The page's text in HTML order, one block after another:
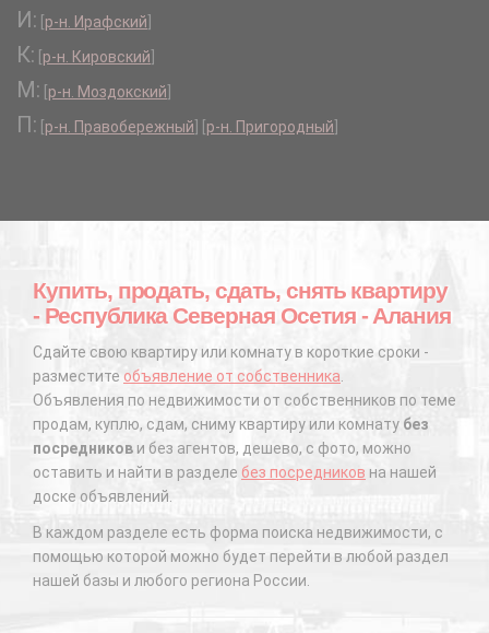
И: р-н. Ирафский
К: р-н. Кировский
М: р-н. Моздокский
П: р-н. Правобережный р-н. Пригородный
Купить, продать, сдать, снять квартиру
- Республика Северная Осетия - Алания
Сдайте свою квартиру или комнату в короткие сроки -
разместите объявление от собственника.
Объявления по недвижимости от собственников по теме
продам, куплю, сдам, сниму квартиру или комнату без
посредников и без агентов, дешево, с фото, можно
оставить и найти в разделе без посредников на нашей
доске объявлений.
В каждом разделе есть форма поиска недвижимости, с
помощью которой можно будет перейти в любой раздел
нашей базы и любого региона России.